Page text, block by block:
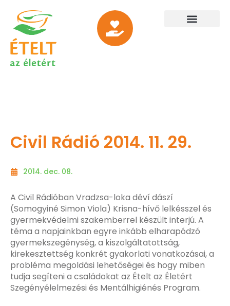
Civil Rádió 2014. 11. 29.
2014. dec. 08.
A Civil Rádióban Vradzsa-loka déví dászí
(Somogyiné Simon Viola) Krisna-hívő lelkésszel és
gyermekvédelmi szakemberrel készült interjú. A
téma a napjainkban egyre inkább elharapódzó
gyermekszegénység, a kiszolgáltatottság,
kirekesztettség konkrét gyakorlati vonatkozásai, a
probléma megoldási lehetőségei és hogy miben
tudja segíteni a családokat az Ételt az Életért
Szegényélelmezési és Mentálhigiénés Program.